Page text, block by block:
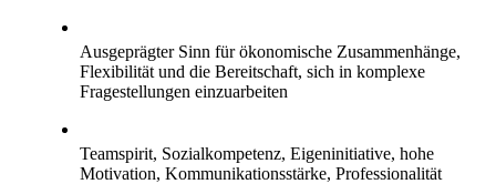
Ausgeprägter Sinn für ökonomische Zusammenhänge,
Flexibilität und die Bereitschaft, sich in komplexe
Fragestellungen einzuarbeiten
Teamspirit, Sozialkompetenz, Eigeninitiative, hohe
Motivation, Kommunikationsstärke, Professionalität